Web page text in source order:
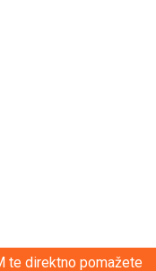
te direktno pomažete